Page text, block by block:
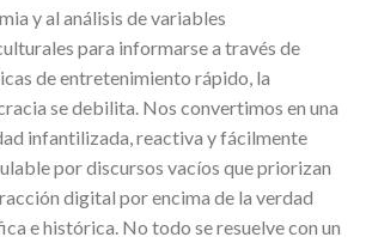
y al análisis de variables
para informarse a través de
de entretenimiento rápido, la
se debilita. Nos convertimos en una
infantilizada, reactiva y fácilmente
por discursos vacíos que priorizan
digital por encima de la verdad
e histórica. No todo se resuelve con un